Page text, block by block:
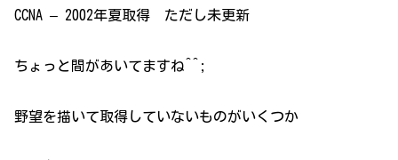
CCNA – 2002年夏取得 ただし未更新
ちょっと間があいてますね^^;
野望を描いて取得していないものがいくつか